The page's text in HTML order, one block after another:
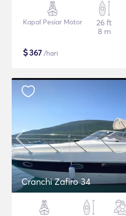
Kapal Pesiar Motor
26 ft
8 m
$367 /hari
Cranchi Zafiro 34